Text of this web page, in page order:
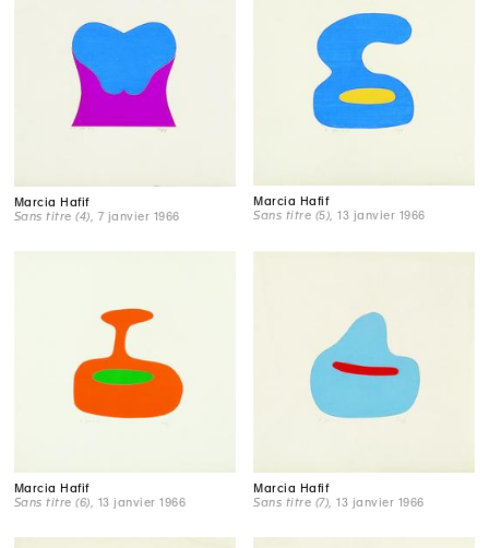
Marcia Hafif
Sans titre (4) , 7 janvier 1966
Marcia Hafif
Sans titre (5) , 13 janvier 1966
Marcia Hafif
Sans titre (6) , 13 janvier 1966
Marcia Hafif
Sans titre (7), 13 janvier 1966